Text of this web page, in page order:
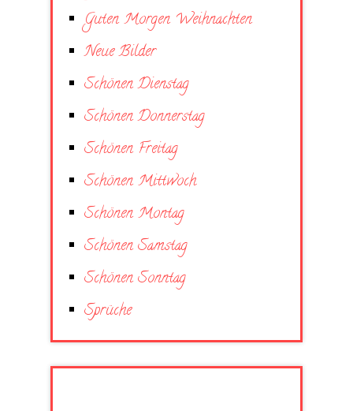
Guten Morgen Weihnachten
Neue Bilder
Schönen Dienstag
Schönen Donnerstag
Schönen Freitag
Schönen Mittwoch
Schönen Montag
Schönen Samstag
Schönen Sonntag
Sprüche